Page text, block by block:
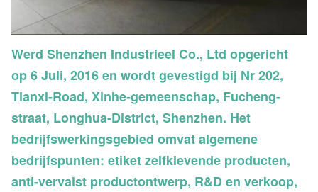
Werd Shenzhen Industrieel Co., Ltd opgericht
op 6 Juli, 2016 en wordt gevestigd bij Nr 202,
Tianxi-Road, Xinhe-gemeenschap, Fucheng-
straat, Longhua-District, Shenzhen. Het
bedrijfswerkingsgebied omvat algemene
bedrijfspunten: etiket zelfklevende producten,
anti-vervalst productontwerp, R&D en verkoop,